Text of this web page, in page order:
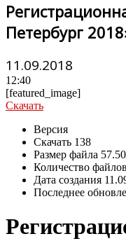
Петербург
11.09.2018
12:40
[featured_image]
Скачать
Версия
Скачать 138
Размер файла
Количество файлов
Дата создания
Последнее